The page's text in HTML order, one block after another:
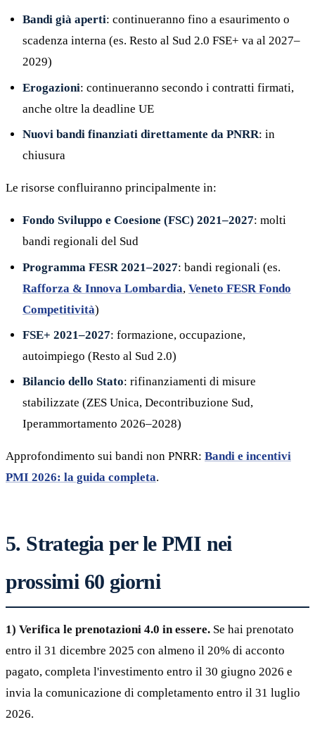
Bandi già aperti: continueranno fino a esaurimento o
scadenza interna (es. Resto al Sud 2.0 FSE+ va al 2027–
2029)
Erogazioni: continueranno secondo i contratti firmati,
anche oltre la deadline UE
Nuovi bandi finanziati direttamente da PNRR: in
chiusura
Le risorse confluiranno principalmente in:
Fondo Sviluppo e Coesione (FSC) 2021–2027: molti
bandi regionali del Sud
Programma FESR 2021–2027: bandi regionali (es.
Rafforza & Innova Lombardia, Veneto FESR Fondo
Competitività)
FSE+ 2021–2027: formazione, occupazione,
autoimpiego (Resto al Sud 2.0)
Bilancio dello Stato: rifinanziamenti di misure
stabilizzate (ZES Unica, Decontribuzione Sud,
Iperammortamento 2026–2028)
Approfondimento sui bandi non PNRR: Bandi e incentivi
PMI 2026: la guida completa.
5. Strategia per le PMI nei
prossimi 60 giorni
1) Verifica le prenotazioni 4.0 in essere. Se hai prenotato
entro il 31 dicembre 2025 con almeno il 20% di acconto
pagato, completa l'investimento entro il 30 giugno 2026 e
invia la comunicazione di completamento entro il 31 luglio
2026.